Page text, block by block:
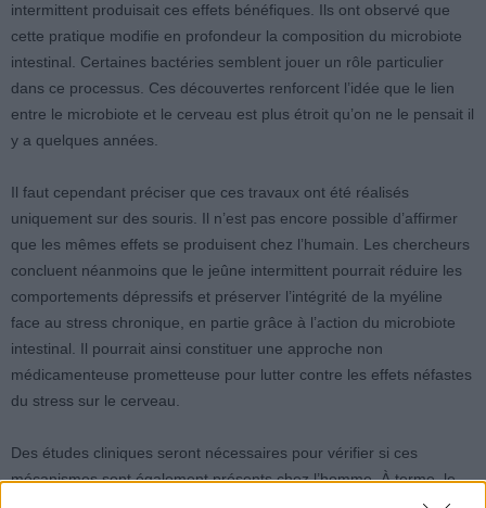
intermittent produisait ces effets bénéfiques. Ils ont observé que
cette pratique modifie en profondeur la composition du microbiote
intestinal. Certaines bactéries semblent jouer un rôle particulier
dans ce processus. Ces découvertes renforcent l’idée que le lien
entre le microbiote et le cerveau est plus étroit qu’on ne le pensait il
y a quelques années.
Il faut cependant préciser que ces travaux ont été réalisés
uniquement sur des souris. Il n’est pas encore possible d’affirmer
que les mêmes effets se produisent chez l’humain. Les chercheurs
concluent néanmoins que le jeûne intermittent pourrait réduire les
comportements dépressifs et préserver l’intégrité de la myéline
face au stress chronique, en partie grâce à l’action du microbiote
intestinal. Il pourrait ainsi constituer une approche non
médicamenteuse prometteuse pour lutter contre les effets néfastes
du stress sur le cerveau.
Des études cliniques seront nécessaires pour vérifier si ces
mécanismes sont également présents chez l’homme. À terme, le